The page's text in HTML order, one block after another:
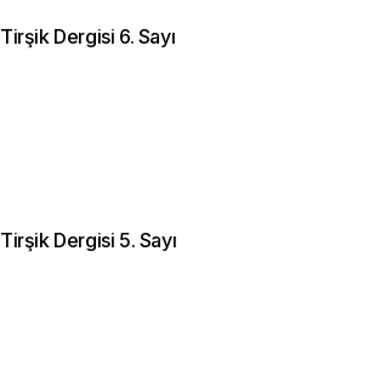
Tirşik Dergisi 6. Sayı
Tirşik Dergisi 5. Sayı